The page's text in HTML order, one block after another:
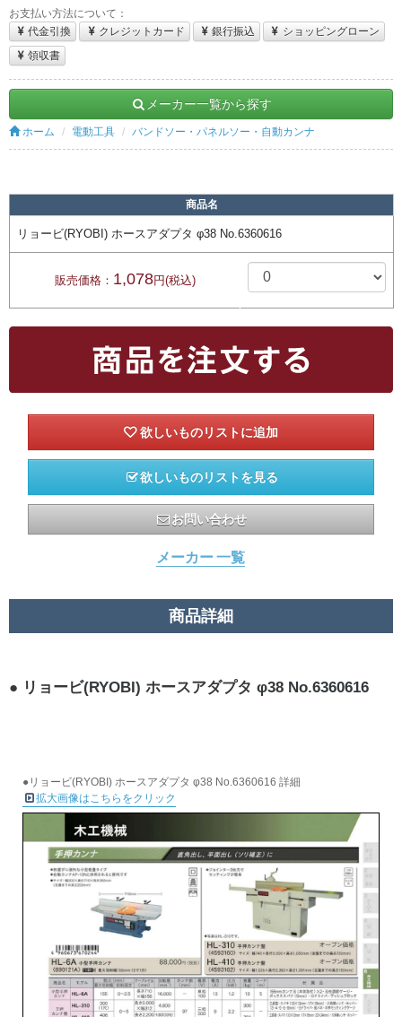
お支払い方法について：
代金引換
クレジットカード 銀行振込
ショッピングローン
領収書
メーカー一覧から探す
ホーム 電動工具 バンドソー・パネルソー・自動カンナ
商品名
リョービ(RYOBI) ホースアダプタ φ38 No.6360616
販売価格： 1,078円(税込)
欲しいものリストを見る
お問い合わせ
メーカー 一覧
商品詳細
リョービ(RYOBI) ホースアダプタ φ38 No.6360616
●リョービ(RYOBI) ホースアダプタ φ38 No.6360616 詳細
拡大画像はこちらをクリック